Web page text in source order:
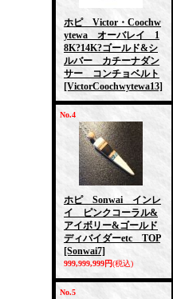
ホピ Victor・Coochw
ytewa オーバレイ 1
8K?14K?ゴールド&シ
ルバー カチーナダン
サー コンチョベルト
[VictorCoochwytewa13]
No.4
ホピ Sonwai インレ
イ ピンクコーラル&
アイボリー&ゴールド
ディバイダーetc TOP
[Sonwai7]
999,999,999円(税込)
No.5